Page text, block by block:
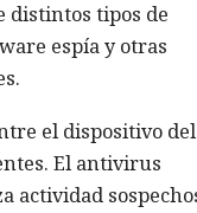
distintos tipos de
espía y otras
el dispositivo del
El antivirus
actividad